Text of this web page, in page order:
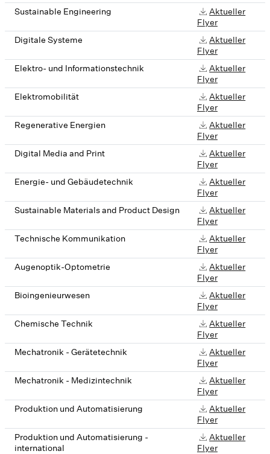
Sustainable Engineering
Aktueller
Flyer
Digitale Systeme
Aktueller
Flyer
Elektro- und Informationstechnik
Aktueller
Flyer
Elektromobilität
Aktueller
Flyer
Regenerative Energien
Aktueller
Flyer
Digital Media and Print
Aktueller
Flyer
Energie- und Gebäudetechnik
Aktueller
Flyer
Sustainable Materials and Product Design
Aktueller
Flyer
Technische Kommunikation
Aktueller
Flyer
Augenoptik-Optometrie
Aktueller
Flyer
Bioingenieurwesen
Aktueller
Flyer
Chemische Technik
Aktueller
Flyer
Mechatronik - Gerätetechnik
Aktueller
Flyer
Mechatronik - Medizintechnik
Aktueller
Flyer
Produktion und Automatisierung
Aktueller
Flyer
Produktion und Automatisierung -
international
Aktueller
Flyer